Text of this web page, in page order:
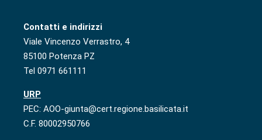
Contatti e indirizzi
Viale Vincenzo Verrastro, 4
85100 Potenza PZ
Tel 0971 661111
URP
PEC: AOO-giunta@cert.regione.basilicata.it
C.F. 80002950766